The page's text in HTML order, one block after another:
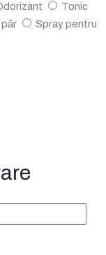
Tonic
Spray pentru